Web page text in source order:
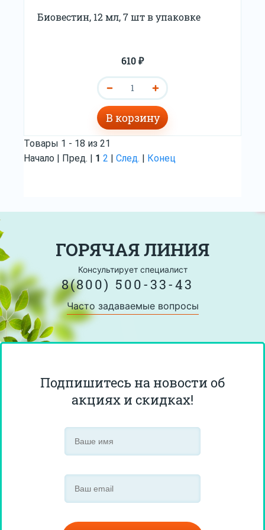
Биовестин, 12 мл, 7 шт в упаковке
610 ₽
В корзину
Товары 1 - 18 из 21
Начало | Пред. | 1 2 След. Конец
ГОРЯЧАЯ ЛИНИЯ
Консультирует специалист
8(800) 500-33-43
Часто задаваемые вопросы
Подпишитесь на новости об
акциях и скидках!